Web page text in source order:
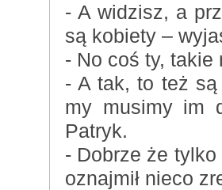
- A widzisz, a
są kobiety –
- No coś ty, takie
- A tak, to też
my musimy im
Patryk.
- Dobrze że
oznajmił nieco